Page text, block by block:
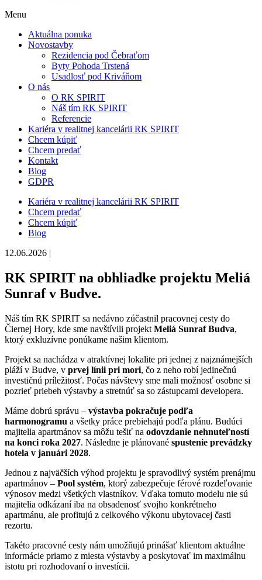
Menu
Aktuálna ponuka
Novostavby
Rezidencia pod Čebraťom
Byty Pohoda Trstená
Usadlosť pod Kriváňom
O nás
O RK SPIRIT
Náš tím RK SPIRIT
Referencie
Kariéra v realitnej kancelárii RK SPIRIT
Chcem kúpiť
Chcem predať
Kontakt
Blog
GDPR
Kariéra v realitnej kancelárii RK SPIRIT
Chcem predať
Chcem kúpiť
Blog
12.06.2026 |
RK SPIRIT na obhliadke projektu Meliá
Sunraf v Budve.
Náš tím RK SPIRIT sa nedávno zúčastnil pracovnej cesty do
Čiernej Hory, kde sme navštívili projekt Meliá Sunraf Budva,
ktorý exkluzívne ponúkame našim klientom.
Projekt sa nachádza v atraktívnej lokalite pri jednej z najznámejších
pláží v Budve, v prvej línii pri mori, čo z neho robí jedinečnú
investičnú príležitosť. Počas návštevy sme mali možnosť osobne si
pozrieť priebeh výstavby a stretnúť sa so zástupcami developera.
Máme dobrú správu – výstavba pokračuje podľa
harmonogramu a všetky práce prebiehajú podľa plánu. Budúci
majitelia apartmánov sa môžu tešiť na odovzdanie nehnuteľností
na konci roka 2027. Následne je plánované spustenie prevádzky
hotela v januári 2028.
Jednou z najväčších výhod projektu je spravodlivý systém prenájmu
apartmánov – Pool systém, ktorý zabezpečuje férové rozdeľovanie
výnosov medzi všetkých vlastníkov. Vďaka tomuto modelu nie sú
majitelia odkázaní iba na obsadenosť svojho konkrétneho
apartmánu, ale profitujú z celkového výkonu ubytovacej časti
rezortu.
Takéto pracovné cesty nám umožňujú prinášať klientom aktuálne
informácie priamo z miesta výstavby a poskytovať im maximálnu
istotu pri rozhodovaní o investícii.